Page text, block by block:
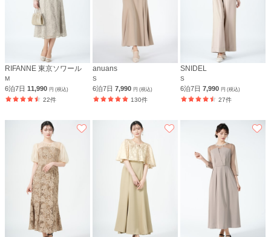
RIFANNE 東京ソワール
M
6泊7日 11,990 円 (税込)
22件
anuans
S
6泊7日7,990円 (税込)
130件
SNIDEL
S
6泊7日7,990円 (税込)
27件